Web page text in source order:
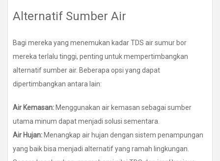
Alternatif Sumber Air
Bagi mereka yang menemukan kadar TDS air sumur bor
mereka terlalu tinggi, penting untuk mempertimbangkan
alternatif sumber air. Beberapa opsi yang dapat
dipertimbangkan antara lain:
Air Kemasan: Menggunakan air kemasan sebagai sumber
utama minum dapat menjadi solusi sementara.
Air Hujan: Menangkap air hujan dengan sistem penampungan
yang baik bisa menjadi alternatif yang ramah lingkungan.